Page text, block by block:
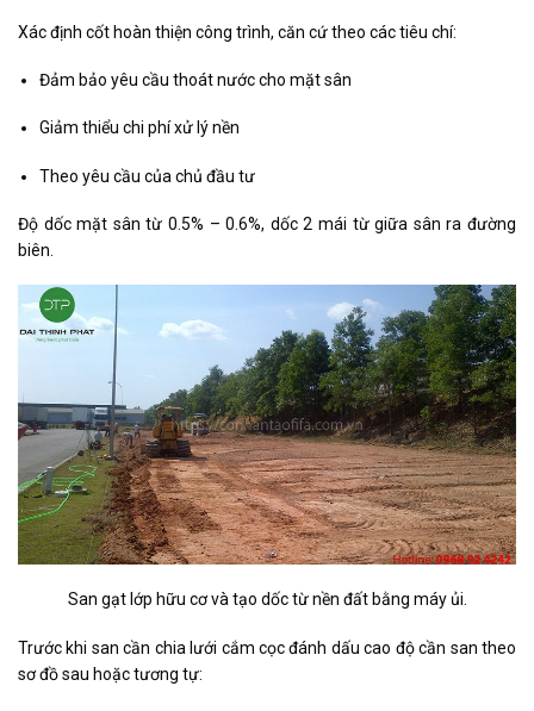
Xác định cốt hoàn thiện công trình, căn cứ theo các tiêu chí:
Đảm bảo yêu cầu thoát nước cho mặt sân
Giảm thiểu chi phí xử lý nền
Theo yêu cầu của chủ đầu tư
Độ dốc mặt sân từ 0.5% – 0.6%, dốc 2 mái từ giữa sân ra đường
biên.
San gạt lớp hữu cơ và tạo dốc từ nền đất bằng máy ủi.
Trước khi san cần chia lưới cắm cọc đánh dấu cao độ cần san theo
sơ đồ sau hoặc tương tự: